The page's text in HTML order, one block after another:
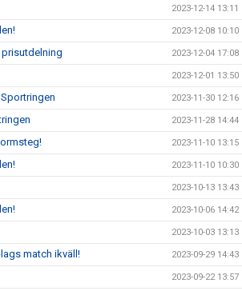
2023-12-14 13:11
2023-12-08 10:10
2023-12-04 17:08
2023-12-01 13:50
2023-11-30 12:16
2023-11-28 14:44
2023-11-10 13:15
2023-11-10 10:30
2023-10-13 13:43
2023-10-06 14:42
2023-10-03 13:13
match ikväll! 2023-09-29 14:43
2023-09-22 13:57